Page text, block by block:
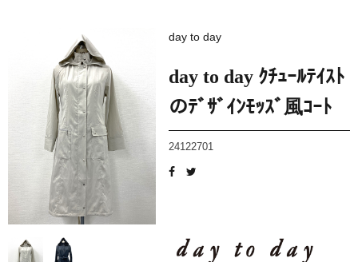
day to day
day to day ｸﾁｭｰﾙﾃｲｽﾄ
のﾃﾞｻﾞｲﾝﾓｯｽﾞ風ｺｰﾄ
24122701